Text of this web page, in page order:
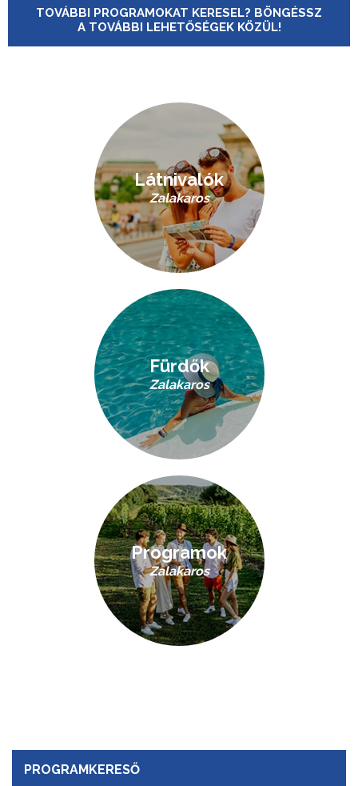
TOVÁBBI PROGRAMOKAT KERESEL? BÖNGÉSSZ
A TOVÁBBI LEHETŐSÉGEK KÖZÜL!
Látnivalók
Zalakaros
Fürdők
Zalakaros
Programok
Zalakaros
PROGRAMKERESŐ